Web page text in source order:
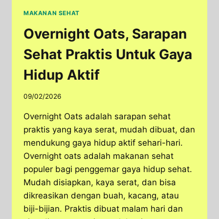
MAKANAN SEHAT
Overnight Oats, Sarapan
Sehat Praktis Untuk Gaya
Hidup Aktif
09/02/2026
Overnight Oats adalah sarapan sehat
praktis yang kaya serat, mudah dibuat, dan
mendukung gaya hidup aktif sehari-hari.
Overnight oats adalah makanan sehat
populer bagi penggemar gaya hidup sehat.
Mudah disiapkan, kaya serat, dan bisa
dikreasikan dengan buah, kacang, atau
biji-bijian. Praktis dibuat malam hari dan